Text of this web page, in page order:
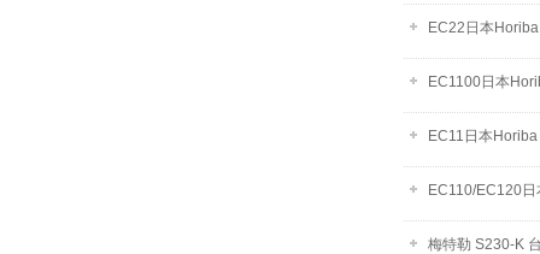
EC22日本
EC1100日本
EC11日本
EC110/EC120
梅特勒 S230-K